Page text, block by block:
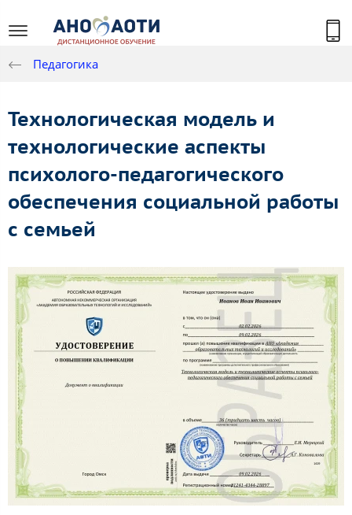
Педагогика
Технологическая модель и
технологические аспекты
психолого-педагогического
обеспечения социальной работы
с семьей